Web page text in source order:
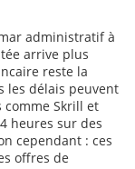
administratif à
arrive plus
reste la
les délais peuvent
Skrill et
heures sur des
cependant : ces
offres de